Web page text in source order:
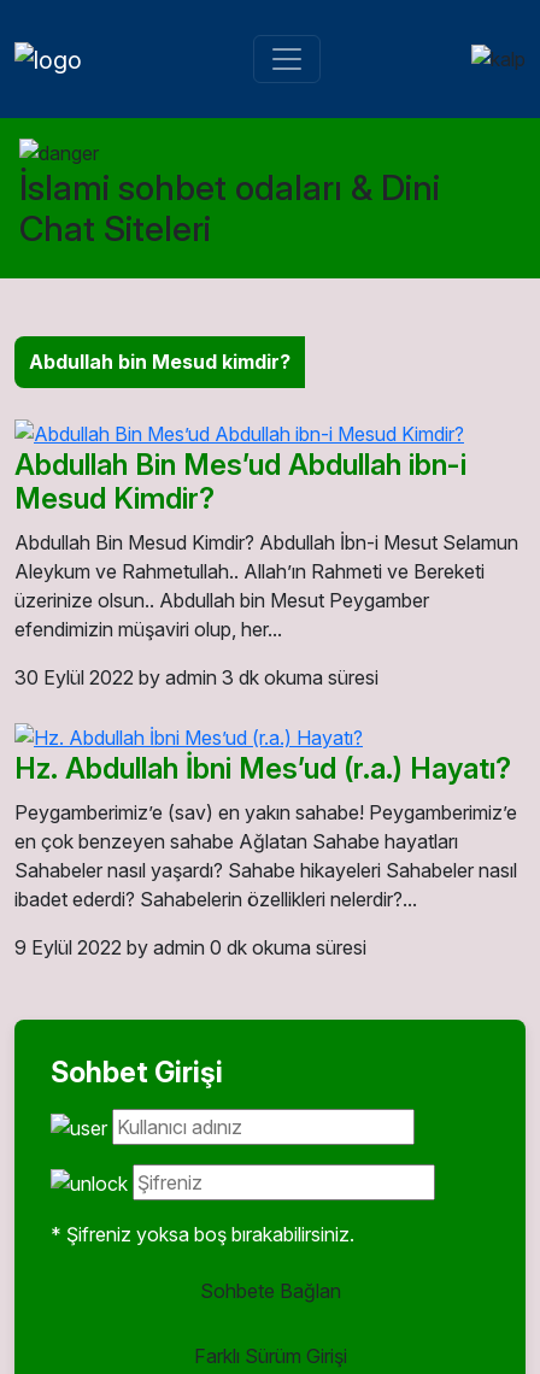
İslami sohbet odaları & Dini
Chat Siteleri
Abdullah bin Mesud kimdir?
Abdullah Bin Mes’ud Abdullah ibn-i
Mesud Kimdir?
Abdullah Bin Mesud Kimdir? Abdullah İbn-i Mesut Selamun
Aleykum ve Rahmetullah.. Allah’ın Rahmeti ve Bereketi
üzerinize olsun.. Abdullah bin Mesut Peygamber
efendimizin müşaviri olup, her...
30 Eylül 2022 by admin 3 dk okuma süresi
Hz. Abdullah İbni Mes’ud (r.a.) Hayatı?
Peygamberimiz’e (sav) en yakın sahabe! Peygamberimiz’e
en çok benzeyen sahabe Ağlatan Sahabe hayatları
Sahabeler nasıl yaşardı? Sahabe hikayeleri Sahabeler nasıl
ibadet ederdi? Sahabelerin özellikleri nelerdir?...
9 Eylül 2022 by admin 0 dk okuma süresi
Sohbet Girişi
* Şifreniz yoksa boş bırakabilirsiniz.
Sohbete Bağlan
Farklı Sürüm Girişi